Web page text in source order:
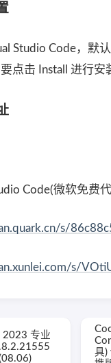
Studio Code，默
点击 Install 进行安
Code(微软免费
s/
s/
2023 专业
具)